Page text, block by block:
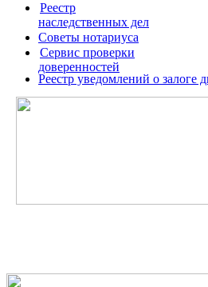
Реестр
наследственных дел
Советы нотариуса
Сервис проверки
доверенностей
Реестр уведомлений о залоге